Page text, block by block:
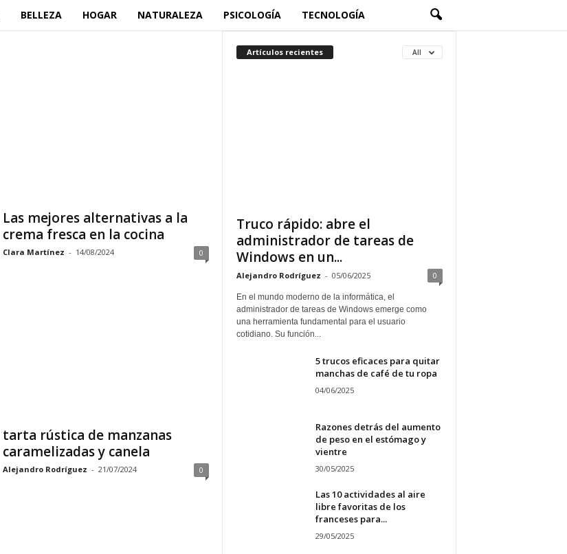
BELLEZA HOGAR NATURALEZA PSICOLOGÍA TECNOLOGÍA
Las mejores alternativas a la
crema fresca en la cocina
Clara Martínez - 14/08/2024 0
tarta rústica de manzanas
caramelizadas y canela
Alejandro Rodríguez - 21/07/2024 0
Artículos recientes All
Truco rápido: abre el
administrador de tareas de
Windows en un...
Alejandro Rodríguez - 05/06/2025 0
En el mundo moderno de la informática, el
administrador de tareas de Windows emerge como
una herramienta fundamental para el usuario
cotidiano. Su función...
5 trucos eficaces para quitar
manchas de café de tu ropa
04/06/2025
Razones detrás del aumento
de peso en el estómago y
vientre
30/05/2025
Las 10 actividades al aire
libre favoritas de los
franceses para...
29/05/2025